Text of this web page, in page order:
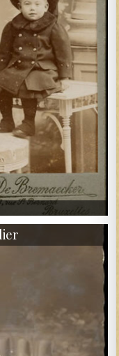
PETIT BELGE EN BLOUSE